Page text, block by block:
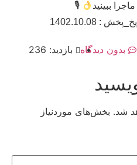
ببینید
🎙
1402.10.08
بدون دیدگاه بازدید: 236
شد. بخش‌های موردنیاز